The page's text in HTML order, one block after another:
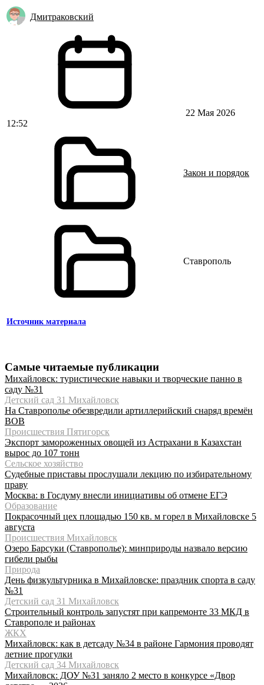
Дмитраковский
22 Мая 2026
12:52
Закон и порядок
Ставрополь
Источник материала
Самые читаемые публикации
Михайловск: туристические навыки и творческие панно в
саду №31
Детский сад 31 Михайловск
На Ставрополье обезвредили артиллерийский снаряд времён
ВОВ
Происшествия Пятигорск
Экспорт замороженных овощей из Астрахани в Казахстан
вырос до 107 тонн
Сельское хозяйство
Судебные приставы прослушали лекцию по избирательному
праву
Москва: в Госдуму внесли инициативы об отмене ЕГЭ
Образование
Покрасочный цех площадью 150 кв. м горел в Михайловске 5
августа
Происшествия Михайловск
Озеро Барсуки (Ставрополье): минприроды назвало версию
гибели рыбы
Природа
День физкультурника в Михайловске: праздник спорта в саду
№31
Детский сад 31 Михайловск
Строительный контроль запустят при капремонте 33 МКД в
Ставрополе и районах
ЖКХ
Михайловск: как в детсаду №34 в районе Гармония проводят
летние прогулки
Детский сад 34 Михайловск
Михайловск: ДОУ №31 заняло 2 место в конкурсе «Двор